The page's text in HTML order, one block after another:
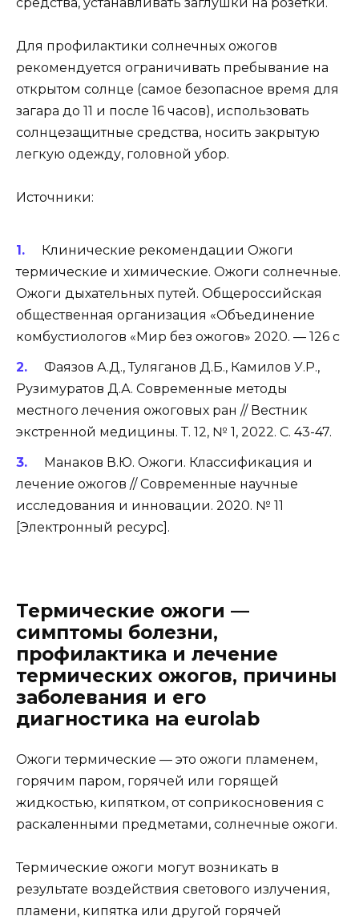
Для профилактики солнечных ожогов
рекомендуется ограничивать пребывание на
открытом солнце (самое безопасное время для
загара до 11 и после 16 часов), использовать
солнцезащитные средства, носить закрытую
легкую одежду, головной убор.
Источники:
Клинические рекомендации Ожоги
термические и химические. Ожоги солнечные.
Ожоги дыхательных путей. Общероссийская
общественная организация «Объединение
комбустиологов «Мир без ожогов» 2020. — 126 с
Фаязов А.Д., Туляганов Д.Б., Камилов У.Р.,
Рузимуратов Д.А. Современные методы
местного лечения ожоговых ран // Вестник
экстренной медицины. Т. 12, № 1, 2022. С. 43-47.
Манаков В.Ю. Ожоги. Классификация и
лечение ожогов // Современные научные
исследования и инновации. 2020. № 11
[Электронный ресурс] .
Термические ожоги —
симптомы болезни,
профилактика и лечение
термических ожогов, причины
заболевания и его
диагностика на eurolab
Ожоги термические — это ожоги пламенем,
горячим паром, горячей или горящей
жидкостью, кипятком, от соприкосновения с
раскаленными предметами, солнечные ожоги.
Термические ожоги могут возникать в
результате воздействия светового излучения,
пламени, кипятка или другой горячей